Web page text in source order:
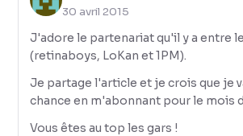
30 avril 2015
J'adore le partenariat qu'il y a entre
(retinaboys, LoKan et 1PM).
Je partage l'article et je crois que je
chance en m'abonnant pour le mois
Vous êtes au top les gars !